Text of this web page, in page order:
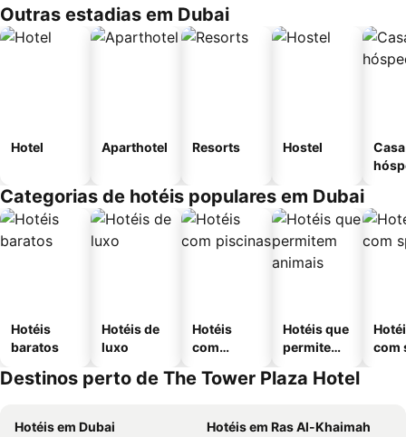
Outras estadias em Dubai
Hotel Aparthotel Resorts Hostel
Categorias de hotéis populares em Dubai
Hotéis
baratos
Hotéis de
luxo
Hotéis
com
Hotéis que
permitem
com
Destinos perto de The Tower Plaza Hotel
Hotéis em Dubai
Hotéis em Ras Al-Khaimah